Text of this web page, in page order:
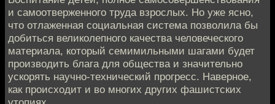
и самоотверженного труда взрослых. Но уже ясно,
что отлаженная социальная система позволила бы
добиться великолепного качества человеческого
материала, который семимильными шагами будет
производить блага для общества и значительно
ускорять научно-технический прогресс. Наверное,
как происходит и во многих других фашистских